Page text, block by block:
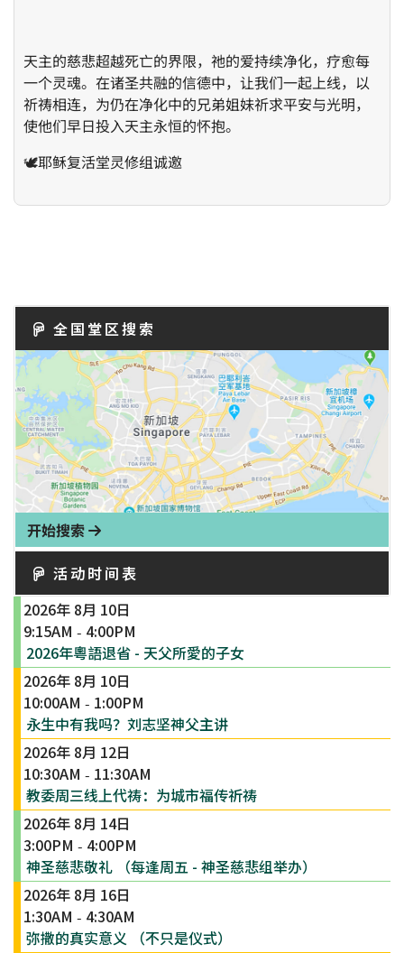
天主的慈悲超越死亡的界限，祂的爱持续净化，疗愈每
一个灵魂。在诸圣共融的信德中，让我们一起上线，以
祈祷相连，为仍在净化中的兄弟姐妹祈求平安与光明，
使他们早日投入天主永恒的怀抱。
🕊️耶稣复活堂灵修组诚邀
全国堂区搜索
开始搜索
活动时间表
2026年 8月 10日
9:15AM - 4:00PM
2026年粵語退省 - 天父所愛的子女
2026年 8月 10日
10:00AM - 1:00PM
永生中有我吗？刘志坚神父主讲
2026年 8月 12日
10:30AM - 11:30AM
教委周三线上代祷：为城市福传祈祷
2026年 8月 14日
3:00PM - 4:00PM
神圣慈悲敬礼 （每逢周五 - 神圣慈悲组举办）
2026年 8月 16日
1:30AM - 4:30AM
弥撒的真实意义 （不只是仪式）